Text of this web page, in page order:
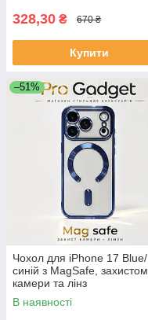
328,30 ₴ 670 ₴
Купити
–51%
Чохол для iPhone 17 Blue/
синій з MagSafe, захистом
камери та лінз
В наявності